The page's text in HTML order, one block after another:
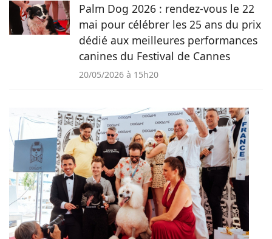
Palm Dog 2026 : rendez-vous le 22
mai pour célébrer les 25 ans du prix
dédié aux meilleures performances
canines du Festival de Cannes
20/05/2026 à 15h20